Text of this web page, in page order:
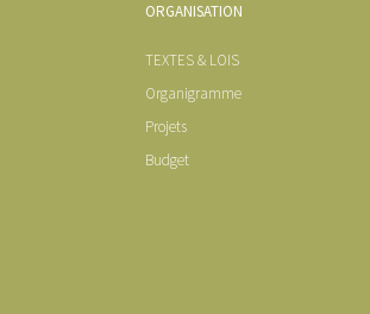
ORGANISATION
TEXTES & LOIS
Organigramme
Projets
Budget